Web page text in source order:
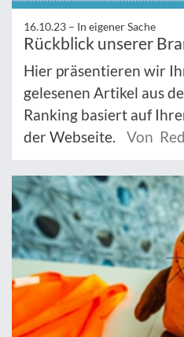
16.10.23 – In eigener Sache
Rückblick unserer
Hier präsentieren wir
gelesenen Artikel aus
Ranking basiert auf
der Webseite.
Von